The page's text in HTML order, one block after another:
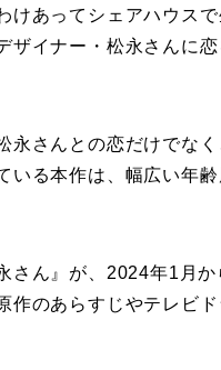
けあってシェアハウス
ザイナー・松永さんに
永さんとの恋だけでな
いる本作は、幅広い年
さん』が、2024年1月
作のあらすじやテレビ